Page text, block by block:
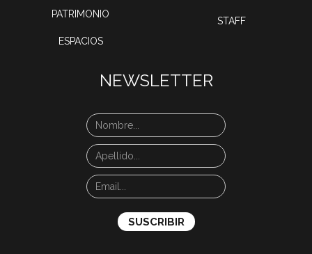
PATRIMONIO
ESPACIOS
STAFF
NEWSLETTER